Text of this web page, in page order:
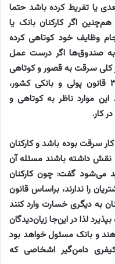
یا تفریط کرده باشد حتما
اگر کارکنان بانک یا
وظایف خود کوتاهی کرده
صندوق‌ها اگر درست عمل
سرقت به قصور و کوتاهی
منتسب شود براساس بند ج ماده ۳۵ قانون پولی و بانکی کشور،
موارد ناظر به کوتاهی و
کار.
سرقت بوده باشد و کارکنان
نقش داشته باشند مسئله آن
می‌شود گفت: چون کارکنان
را ندارند، براساس قانون
به دیگری خسارت وارد کنند
لذا در این‌جا زیان‌دیدگان
و بانک مسئول خواهد بود
دامن‌گیر اشخاصی که